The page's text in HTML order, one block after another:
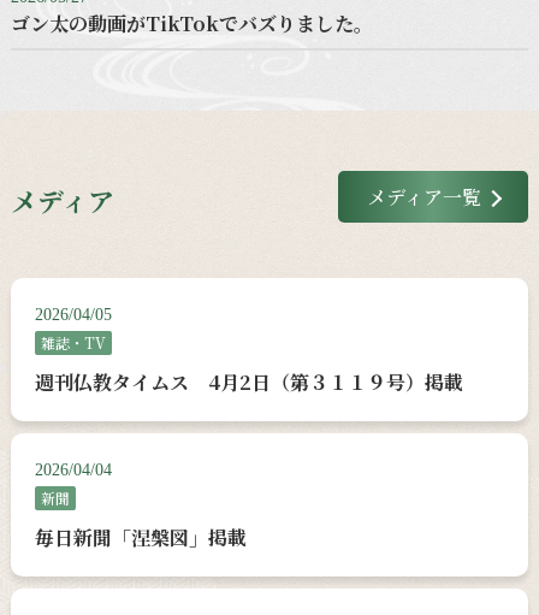
ゴン太の動画がTikTokでバズりました。
メディア メディア一覧
2026/04/05
雑誌・TV
週刊仏教タイムス 4月2日（第３１１９号）掲載
2026/04/04
新聞
毎日新聞「涅槃図」掲載